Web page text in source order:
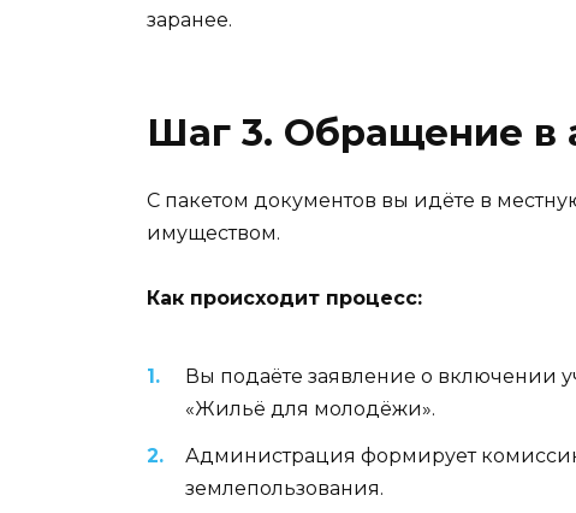
заранее.
Шаг 3. Обращение в
С пакетом документов вы идёте в
имуществом.
Как происходит процесс:
Вы подаёте заявление о включении
«Жильё для молодёжи».
Администрация формирует
землепользования.